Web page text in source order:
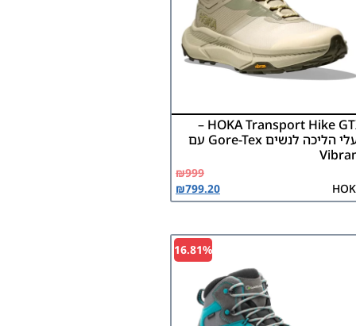
HOKA Transport Hike GTX –
נעלי הליכה לנשים Gore-Tex עם
₪999
₪799.20
16.81%